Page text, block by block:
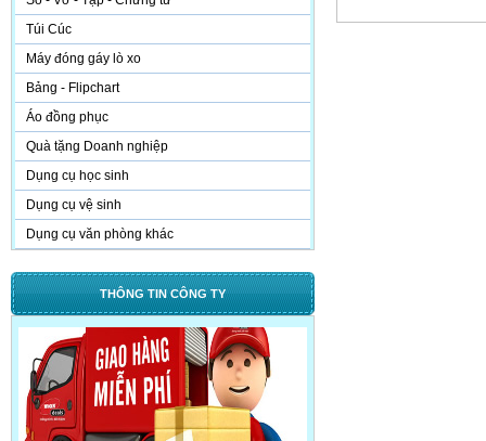
Túi Cúc
Máy đóng gáy lò xo
Bảng - Flipchart
Áo đồng phục
Quà tặng Doanh nghiệp
Dụng cụ học sinh
Dụng cụ vệ sinh
Dụng cụ văn phòng khác
THÔNG TIN CÔNG TY